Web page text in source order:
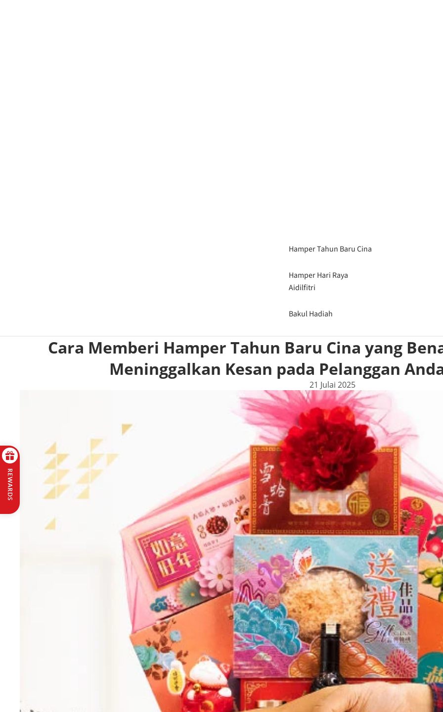
Hamper Tahun Baru Cina
Hamper Hari Raya
Aidilfitri
Bakul Hadiah
Cara Memberi Hamper Tahun Baru Cina yang
Meninggalkan Kesan pada Pelanggan
21 Julai 2025
REWARDS